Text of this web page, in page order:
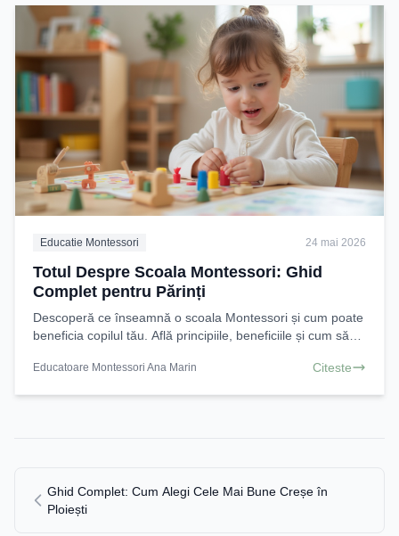
Educatie Montessori 24 mai 2026
Totul Despre Scoala Montessori: Ghid
Complet pentru Părinți
Descoperă ce înseamnă o scoala Montessori și cum poate
beneficia copilul tău. Află principiile, beneficiile și cum să
Educatoare Montessori Ana Marin Citeste
Ghid Complet: Cum Alegi Cele Mai Bune Creșe în
Ploiești